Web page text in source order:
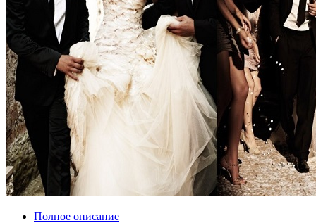
Полное описание